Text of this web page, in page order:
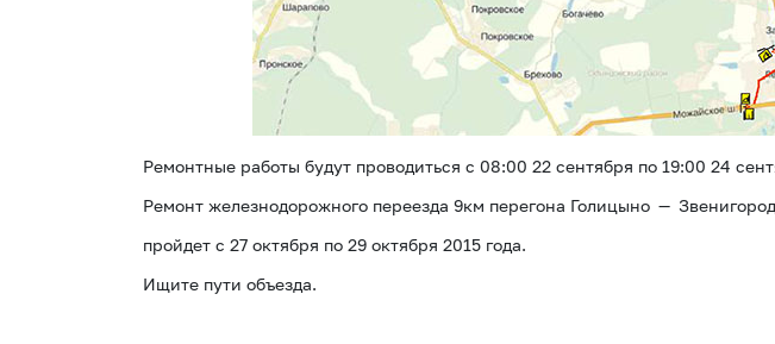
Ремонтные работы будут проводиться с 08:00 22 сентября по 19:00 24
Ремонт железнодорожного переезда 9км перегона Голицыно — Звенигород
пройдет с 27 октября по 29 октября 2015 года.
Ищите пути объезда.